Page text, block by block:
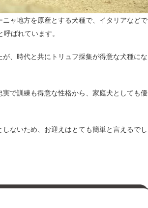
ャ地方を原産とする犬種で、イタリアなどで
ばれています。
、時代と共にトリュフ採集が得意な犬種にな
で訓練も得意な性格から、家庭犬としても優
ないため、お迎えはとても簡単と言えるでし